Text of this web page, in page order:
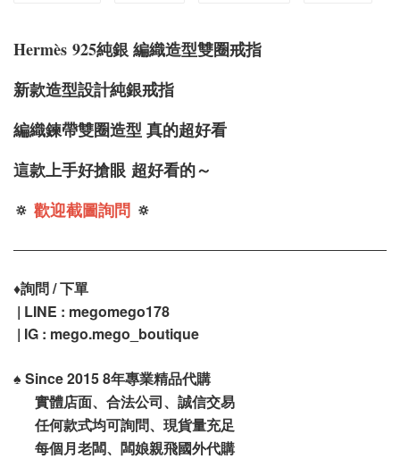
Hermès 925純銀 編織造型雙圈戒指
新款造型設計純銀戒指
編織鍊帶雙圈造型 真的超好看
這款上手好搶眼 超好看的～
🔅 歡迎截圖詢問 🔅
♦️詢問 / 下單
| LINE : megomego178
| IG : mego.mego_boutique
♠️ Since 2015 8年專業精品代購
實體店面、合法公司、誠信交易
任何款式均可詢問、現貨量充足
每個月老闆、闆娘親飛國外代購